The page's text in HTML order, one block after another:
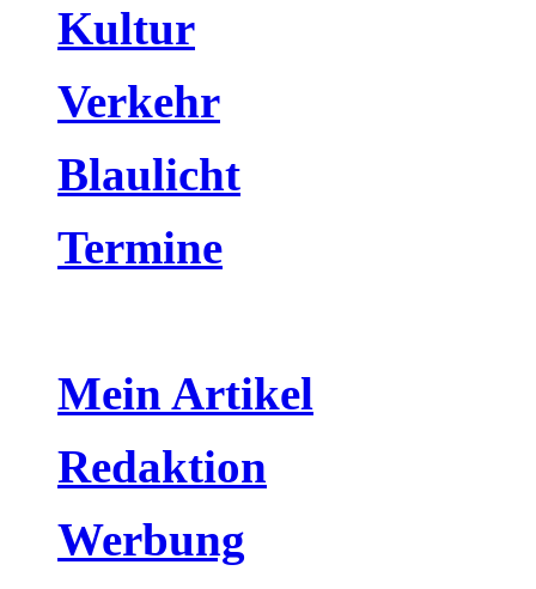
Kultur
Verkehr
Blaulicht
Termine
Mein Artikel
Redaktion
Werbung